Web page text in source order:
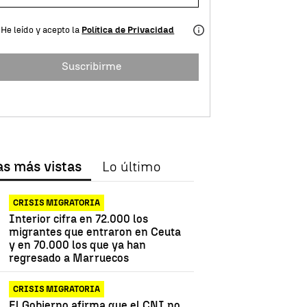
He leído y acepto la Política de Privacidad
Suscribirme
más vistas Lo último
CRISIS MIGRATORIA
Interior cifra en 72.000 los
migrantes que entraron en Ceuta
y en 70.000 los que ya han
regresado a Marruecos
CRISIS MIGRATORIA